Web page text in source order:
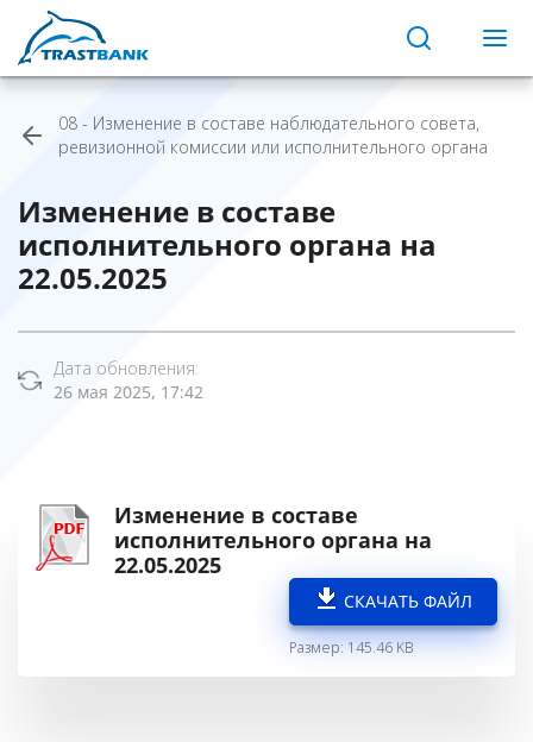
08 - Изменение в составе наблюдательного совета,
ревизионной комиссии или исполнительного органа
Изменение в составе
исполнительного органа на
22.05.2025
Дата обновления:
26 мая 2025, 17:42
Изменение в составе
исполнительного органа на
22.05.2025
СКАЧАТЬ ФАЙЛ
Размер: 145.46 KB